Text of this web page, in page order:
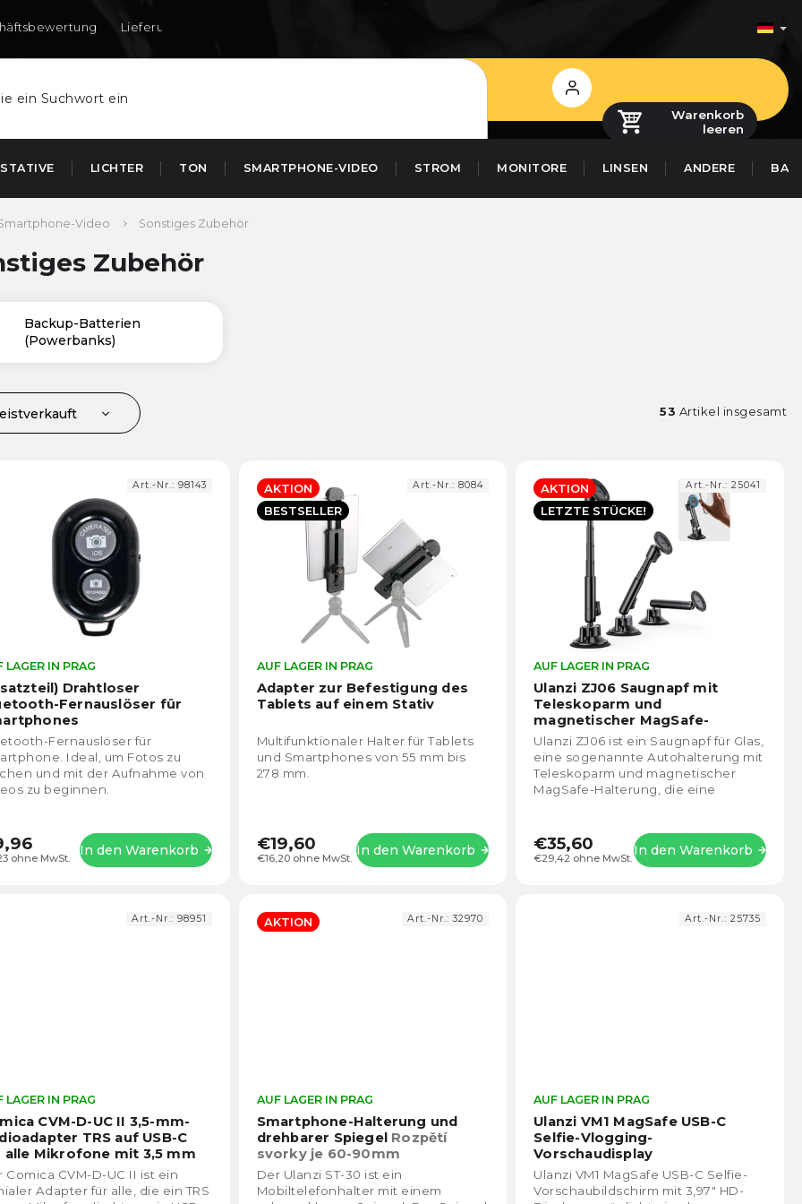
Lieferung nach DE und AT
Login
Warenkorb
leeren
STATIVE LICHTER TON SMARTPHONE-VIDEO STROM MONITORE LINSEN ANDERE
Video Sonstiges Zubehör
Zubehör
Backup-Batterien
(Powerbanks)
53 Artikel insgesamt
Drahtloser
Fernauslöser für
durchschnittliche
Produktbewertung
LAGER IN PRAG
ohne MwSt. In den Warenkorb
Fernauslöser für
Ideal, um Fotos zu
und mit der Aufnahme von
zu beginnen.
Art.-Nr.: 98143
AKTION
BESTSELLER
Adapter zur Befestigung des
Tablets auf einem Stativ
durchschnittliche
Produktbewertung
Sternen.
AUF LAGER IN PRAG
€16,20 ohne MwSt.
€19,60 In den Warenkorb
Multifunktionaler Halter für Tablets
und Smartphones von 55 mm bis
278 mm.
Art.-Nr.:8084
AKTION
LETZTE STÜCKE!
Ulanzi ZJ06 Saugnapf mit
Teleskoparm und
magnetischer MagSafe-
Halterung
AUF LAGER IN PRAG
€29,42 ohne MwSt.
€35,60 In den Warenkorb
Ulanzi ZJ06 ist ein Saugnapf für Glas,
eine sogenannte Autohalterung mit
Teleskoparm und magnetischer
MagSafe-Halterung, die eine
Art.-Nr.: 25041
CVM-D-UC II 3,5-mm-
TRS auf USB-C
alle Mikrofone mit 3,5 mm
durchschnittliche
Produktbewertung
LAGER IN PRAG
Comica CVM-D-UC II ist ein
Adapter für alle, die ein TRS
Art.-Nr.: 98951 AKTION
Smartphone-Halterung und
drehbarer Spiegel Rozpětí
svorky je 60-90mm
durchschnittliche
Produktbewertung
AUF LAGER IN PRAG
Der Ulanzi ST-30 ist ein
Mobiltelefonhalter mit einem
Art.-Nr.:32970
Ulanzi VM1 MagSafe USB-C
Selfie-Vlogging-
Vorschaudisplay
AUF LAGER IN PRAG
Ulanzi VM1 MagSafe USB-C Selfie-
Vorschaubildschirm mit 3,97″ HD-
Art.-Nr.: 25735